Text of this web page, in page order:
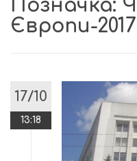
Позначка:
Європи-2017
17/10
13:18